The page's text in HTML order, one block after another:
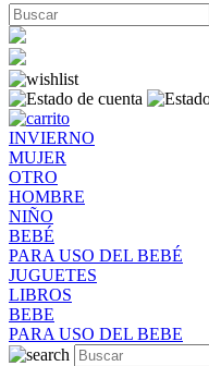
INVIERNO
MUJER
OTRO
HOMBRE
NIÑO
BEBÉ
PARA USO DEL BEBÉ
JUGUETES
LIBROS
BEBE
PARA USO DEL BEBE